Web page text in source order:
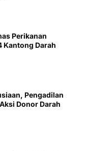
Perikanan
Kantong Darah
Pengadilan
Donor Darah